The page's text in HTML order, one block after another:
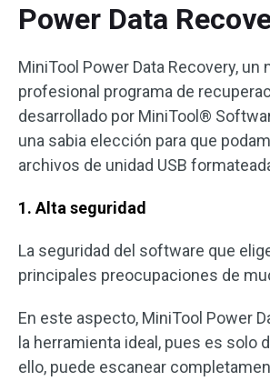
Power Data
MiniTool Power Data Recovery, un
profesional programa de
desarrollado por MiniTool®
una sabia elección para que
archivos de unidad USB
1. Alta seguridad
La seguridad del software que
principales preocupaciones de
En este aspecto, MiniTool Power
la herramienta ideal, pues es solo
ello, puede escanear